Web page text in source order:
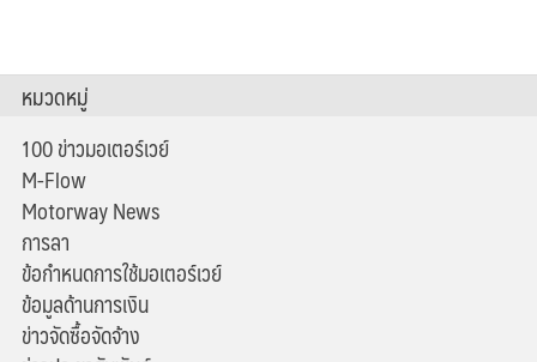
หมวดหมู่
100 ข่าวมอเตอร์เวย์
M-Flow
Motorway News
การลา
ข้อกำหนดการใช้มอเตอร์เวย์
ข้อมูลด้านการเงิน
ข่าวจัดซื้อจัดจ้าง